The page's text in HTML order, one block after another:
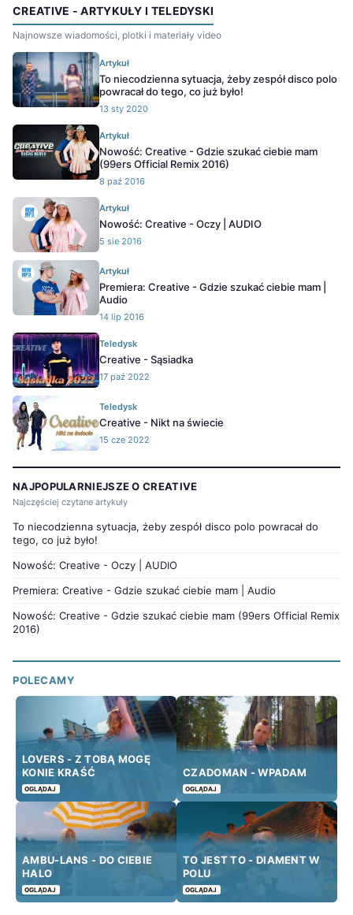
CREATIVE - ARTYKUŁY I TELEDYSKI
Najnowsze wiadomości, plotki i materiały video
Artykuł
To niecodzienna sytuacja, żeby zespół disco polo
powracał do tego, co już było!
13 sty 2020
Artykuł
Nowość: Creative - Gdzie szukać ciebie mam
(99ers Official Remix 2016)
8 paź 2016
Artykuł
Nowość: Creative - Oczy | AUDIO
5 sie 2016
Artykuł
Premiera: Creative - Gdzie szukać ciebie mam |
Audio
14 lip 2016
Teledysk
Creative - Sąsiadka
17 paź 2022
Teledysk
Creative - Nikt na świecie
15 cze 2022
NAJPOPULARNIEJSZE O CREATIVE
Najczęściej czytane artykuły
To niecodzienna sytuacja, żeby zespół disco polo powracał do
tego, co już było!
Nowość: Creative - Oczy | AUDIO
Premiera: Creative - Gdzie szukać ciebie mam | Audio
Nowość: Creative - Gdzie szukać ciebie mam (99ers Official Remix
2016)
POLECAMY
LOVERS - Z TOBĄ MOGĘ
KONIE KRAŚĆ
OGLĄDAJ
CZADOMAN - WPADAM
OGLĄDAJ
AMBU-LANS - DO CIEBIE
HALO
OGLĄDAJ
TO JEST TO - DIAMENT W
POLU
OGLĄDAJ